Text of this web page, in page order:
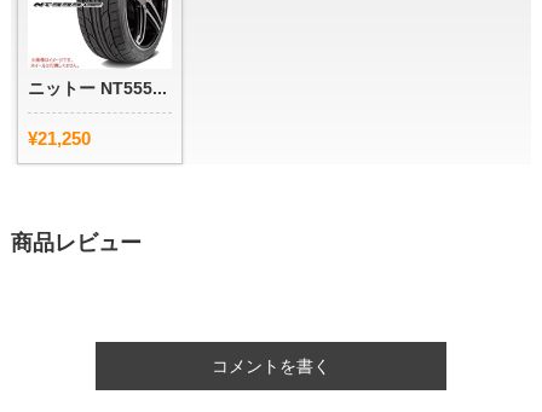
ニットー NT555...
¥21,250
商品レビュー
コメントを書く